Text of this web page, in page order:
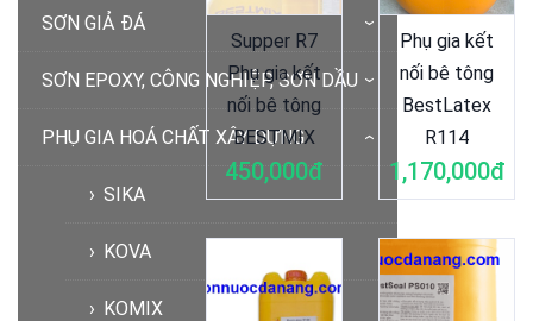
SƠN GIẢ ĐÁ
SƠN EPOXY, CÔNG NGHIỆP, SƠN DẦU
PHỤ GIA HOÁ CHẤT XÂY DỰNG
SIKA
KOVA
KOMIX
Supper R7
Phụ gia kết
nối bê tông
BESTMIX
450,000đ
Phụ gia kết
nối bê tông
BestLatex
R114
1,170,000đ